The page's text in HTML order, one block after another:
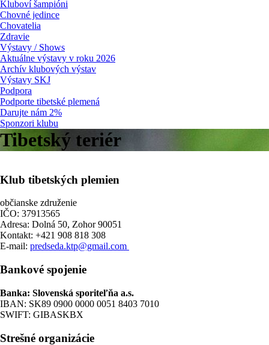
Kluboví šampióni
Chovné jedince
Chovatelia
Zdravie
Výstavy / Shows
Aktuálne výstavy v roku 2026
Archív klubových výstav
Výstavy SKJ
Podpora
Podporte tibetské plemená
Darujte nám 2%
Sponzori klubu
Tibetský teriér
Klub tibetských plemien
občianske združenie
IČO: 37913565
Adresa: Dolná 50, Zohor 90051
Kontakt: +421 908 818 308
E-mail: predseda.ktp@gmail.com
Bankové spojenie
Banka: Slovenská sporiteľňa a.s.
IBAN: SK89 0900 0000 0051 8403 7010
SWIFT: GIBASKBX
Strešné organizácie